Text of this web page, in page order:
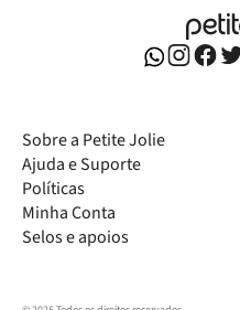
Sobre a Petite Jolie
Ajuda e Suporte
Políticas
Minha Conta
Selos e apoios